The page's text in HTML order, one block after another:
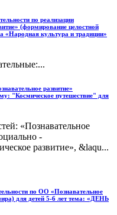
по реализации
(формирование целостной
«Народная культура и традиции»
развитие»
"Космическое путешествие" для
«Познавательное
-
развитие», &laqu...
по ОО «Познавательное
для детей 5-6 лет тема: «ДЕНЬ